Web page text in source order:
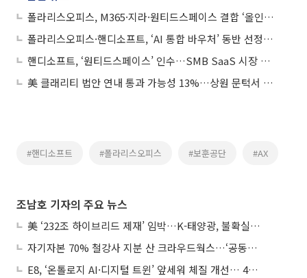
폴라리스오피스, M365·지라·원티드스페이스 결합 ‘올인원 패키지’ 출시…B2B 정조준
폴라리스오피스·핸디소프트, ‘AI 통합 바우처’ 동반 선정…크로스 세일즈 본격화
핸디소프트, ‘원티드스페이스’ 인수…SMB SaaS 시장 진출 본격화
美 클래리티 법안 연내 통과 가능성 13%…상원 문턱서 제동
#핸디소프트 #폴라리스오피스 #보훈공단 #AX
조남호 기자의 주요 뉴스
美 ‘232조 하이브리드 제재’ 임박…K-태양광, 불확실성 털고 날개 다나
자기자본 70% 철강사 지분 산 크라우드웍스…‘공동경영’으로 AI 시너지 낼까
E8, ‘온톨로지 AI·디지털 트윈’ 앞세워 체질 개선… 4분기 흑자전환 총력